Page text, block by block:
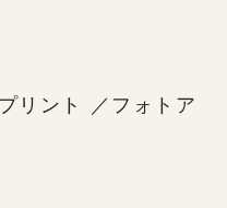
リント ／フォトア